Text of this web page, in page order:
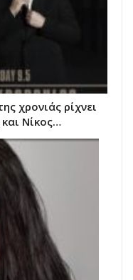
χρονιάς ρίχνει
Νίκος…